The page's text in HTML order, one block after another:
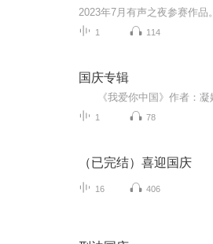
1 114
国庆专辑
1 78
（已完结）喜迎国庆
16 406